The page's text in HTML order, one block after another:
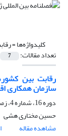
کلیدواژه‌ها =
تعداد مقالات: 7
رقابت بین
سازمان همکاری
دوره 16، شماره 4، زمستان 1399، صفحه
حسین مختاری هشی
مشاهده مقاله